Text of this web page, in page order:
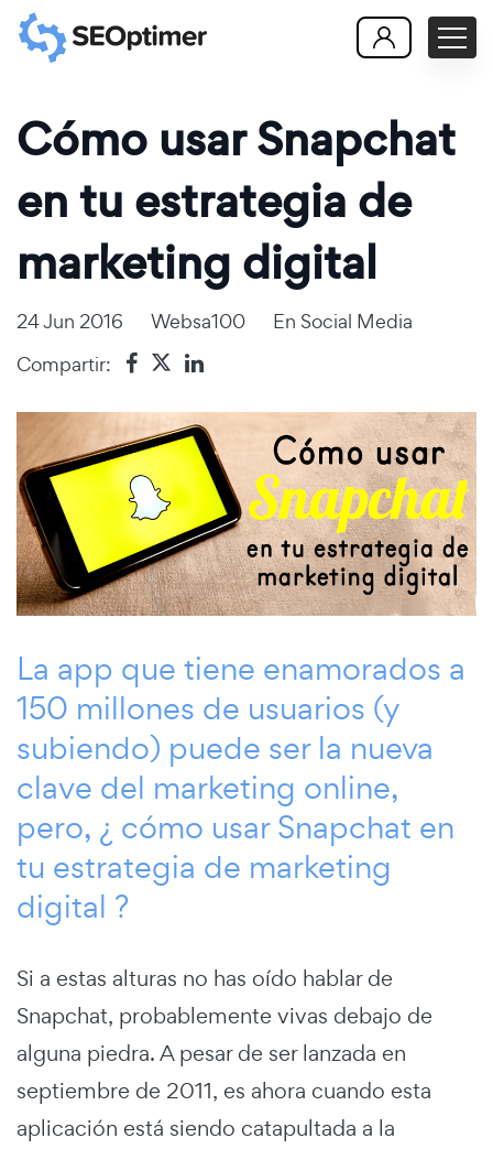
Cómo usar Snapchat
en tu estrategia de
marketing digital
24 Jun 2016 Websa100 En Social Media
Compartir:
La app que tiene enamorados a
150 millones de usuarios (y
subiendo) puede ser la nueva
clave del marketing online,
pero, ¿ cómo usar Snapchat en
tu estrategia de marketing
digital ?
Si a estas alturas no has oído hablar de
Snapchat, probablemente vivas debajo de
alguna piedra. A pesar de ser lanzada en
septiembre de 2011, es ahora cuando esta
aplicación está siendo catapultada a la